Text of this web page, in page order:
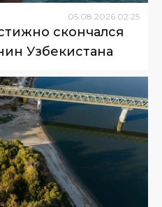
05.08.2026 02:25
скончался
Узбекистана